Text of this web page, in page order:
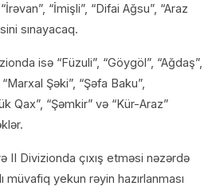
“İmişli”, “Difai Ağsu”, “Araz
sınayacaq.
isə “Füzuli”, “Göygöl”, “Ağdaş”,
Şəki”, “Şəfa Baku”,
Qax”, “Şəmkir” və “Kür-Araz”
II Divizionda çıxış etməsi nəzərdə
müvafiq yekun rəyin hazırlanması